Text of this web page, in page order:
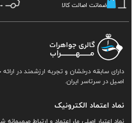
ضمانت اصالت کالا
دارای سابقه درخشان و تجربه ارزشمند در
اصیل در سرتاسر ایران.
نماد اعتماد الکترونیک